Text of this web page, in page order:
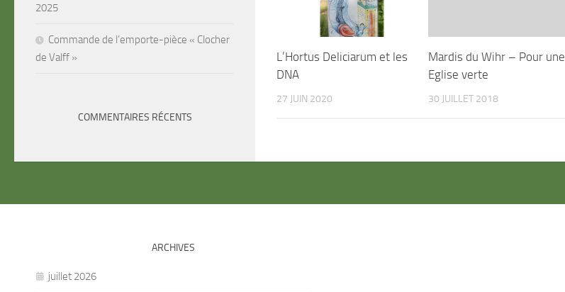
L’Hortus Deliciarum et les
DNA
27 JUIN 2020
Mardis du Wihr – Pour une
Eglise verte
30 JUILLET 2018
2025
Commande de l’emporte-pièce « Clocher
de Valff »
COMMENTAIRES RÉCENTS
ARCHIVES
juillet 2026